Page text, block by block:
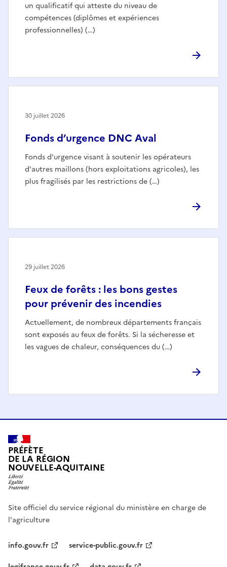
un qualificatif qui atteste du niveau de
compétences (diplômes et expériences
professionnelles) (…)
Fonds d’urgence DNC Aval
Fonds d'urgence visant à soutenir les opérateurs
d'autres maillons (hors exploitations agricoles), les
plus fragilisés par les restrictions de (…)
30 juillet 2026
Feux de forêts : les bons gestes
pour prévenir des incendies
Actuellement, de nombreux départements français
sont exposés au feux de forêts. Si la sécheresse et
les vagues de chaleur, conséquences du (…)
29 juillet 2026
PRÉFÈTE
DE LA RÉGION
NOUVELLE-AQUITAINE
Site officiel du service régional du ministère en charge de
l'agriculture
info.gouv.fr
service-public.gouv.fr